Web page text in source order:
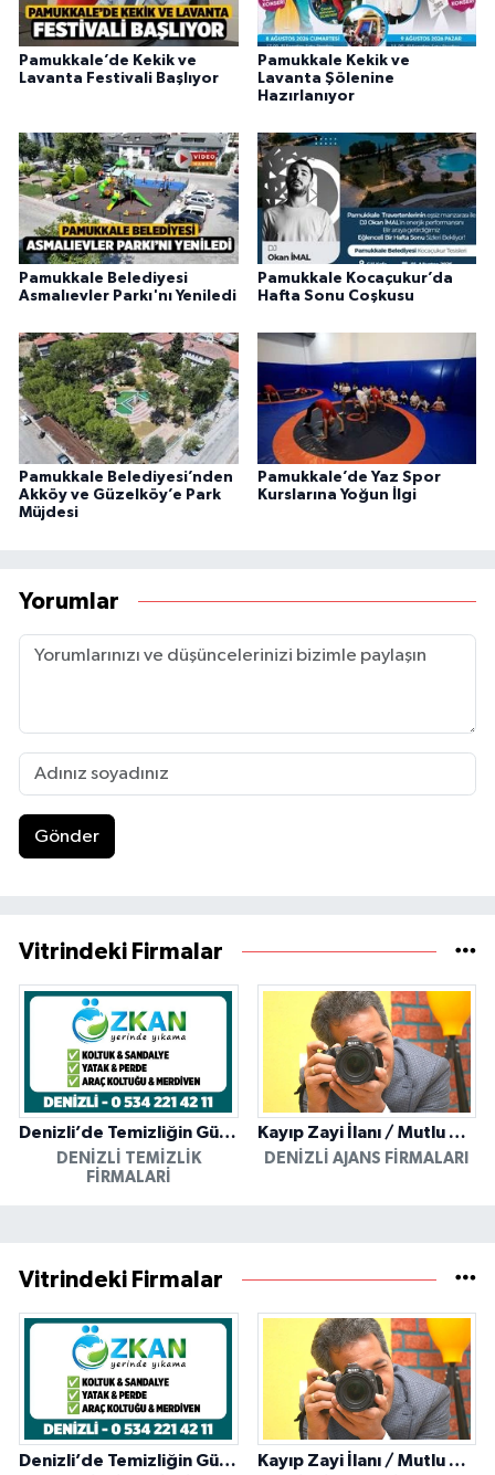
Pamukkale’de Kekik ve
Lavanta Festivali Başlıyor
Pamukkale Kekik ve
Lavanta Şölenine
Hazırlanıyor
Pamukkale Belediyesi
Asmalıevler Parkı'nı Yeniledi
Pamukkale Kocaçukur’da
Hafta Sonu Coşkusu
Pamukkale Belediyesi’nden
Akköy ve Güzelköy’e Park
Müjdesi
Pamukkale’de Yaz Spor
Kurslarına Yoğun İlgi
Yorumlar
Gönder
Vitrindeki Firmalar
Denizli’de Temizliğin Güvenilir Adresi: Özkan Yerinde Yıkama
DENIZLI TEMIZLIK
FIRMALARI
Kayıp Zayi İlanı / Mutlu Ajans / Denizli
DENIZLI AJANS FIRMALARI
Vitrindeki Firmalar
Denizli’de Temizliğin Güvenilir Adresi: Özkan Yerinde Yıkama Kayıp Zayi İlanı / Mutlu Ajans / Denizli